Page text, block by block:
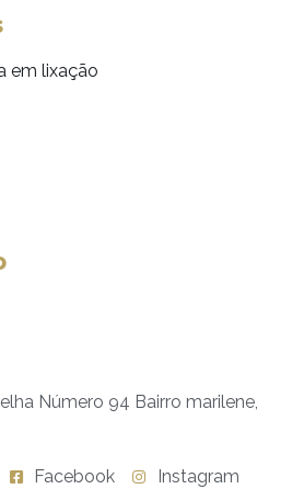
em lixação
Número 94 Bairro marilene,
Facebook
Instagram